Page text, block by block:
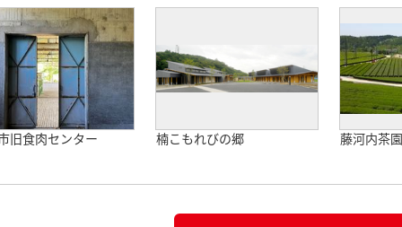
旧食肉センター 楠こもれびの郷 藤河内茶園